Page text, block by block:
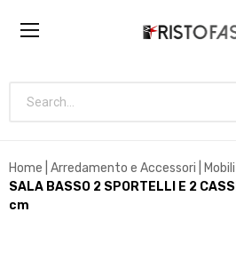
Search...
Home Arredamento e Accessori
SALA BASSO 2 SPORTELLI E 2
cm